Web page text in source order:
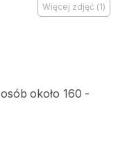
Więcej zdjęć (1)
osób około 160 -